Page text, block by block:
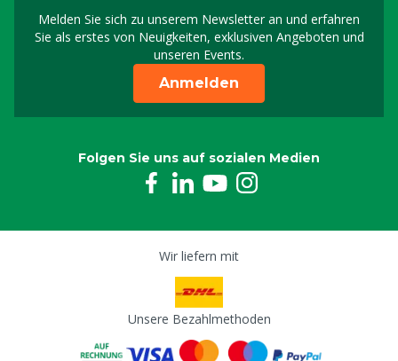
Melden Sie sich zu unserem Newsletter an und erfahren
Sie als erstes von Neuigkeiten, exklusiven Angeboten und
unseren Events.
Melden Sie sich für
Anmelden
Folgen Sie uns auf sozialen Medien
Wir liefern mit
Unsere Bezahlmethoden